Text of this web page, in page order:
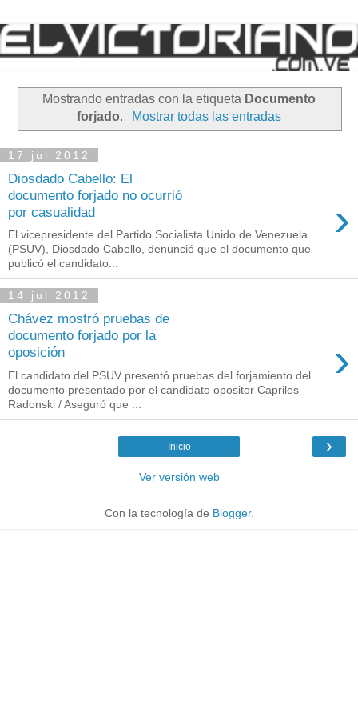
Mostrando entradas con la etiqueta Documento
forjado. Mostrar todas las entradas
17 jul 2012
Diosdado Cabello: El
documento forjado no ocurrió
por casualidad
›
El vicepresidente del Partido Socialista Unido de Venezuela
(PSUV), Diosdado Cabello, denunció que el documento que
publicó el candidato...
14 jul 2012
Chávez mostró pruebas de
documento forjado por la
oposición
›
El candidato del PSUV presentó pruebas del forjamiento del
documento presentado por el candidato opositor Capriles
Radonski / Aseguró que ...
›
Inicio
Ver versión web
Con la tecnología de Blogger.